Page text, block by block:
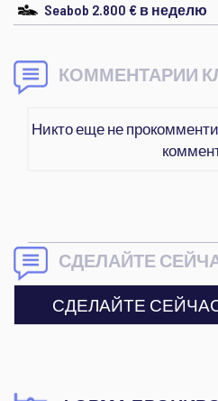
Seabob 2.800 € в неделю
КОММЕНТАРИИ
Никто еще не
СДЕЛАЙТЕ
СДЕЛАЙТЕ